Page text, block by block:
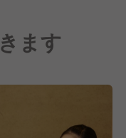
。伝統的な礼法に
だけでなく、心温
す。
ます